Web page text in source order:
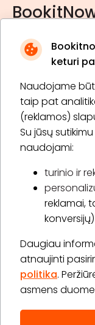
keturi
Naudojame
taip pat
(reklamos)
Su jūsų
naudojami:
turinio ir
reklamai,
Daugiau
atnaujinti
politika.
asmens
*
Apie „BookitNow“
Informacija
„GERA DOVANA“